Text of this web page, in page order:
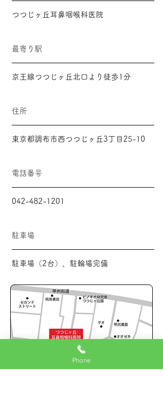
つつじヶ丘耳鼻咽喉科医院
最寄り駅
京王線つつじヶ丘北口より徒歩1分
住所
東京都調布市西つつじヶ丘3丁目25-10
電話番号
042-482-1201
駐車場
駐車場（2台）、駐輪場完備
Phone